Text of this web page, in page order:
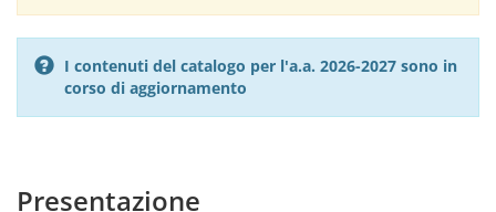
I contenuti del catalogo per l'a.a. 2026-2027 sono in
corso di aggiornamento
Presentazione